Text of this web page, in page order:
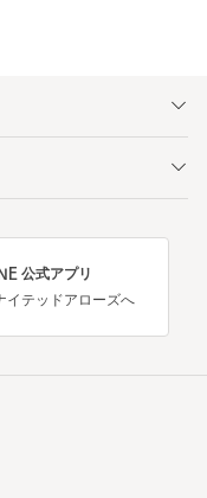
公式アプリ
イテッドアローズへ